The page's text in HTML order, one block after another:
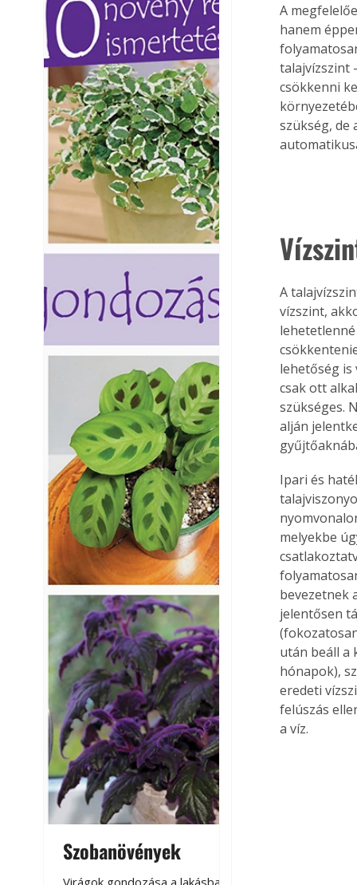
Szobanövények
A
hanem
talajvízszint
csökkenni
szükség, de
A
vízszint,
lehetőség is
csak ott
szükséges.
alján
Ipari és
melyekbe
bevezetnek
jelentősen
után beáll a
hónapok),
eredeti
felúszás
a víz.